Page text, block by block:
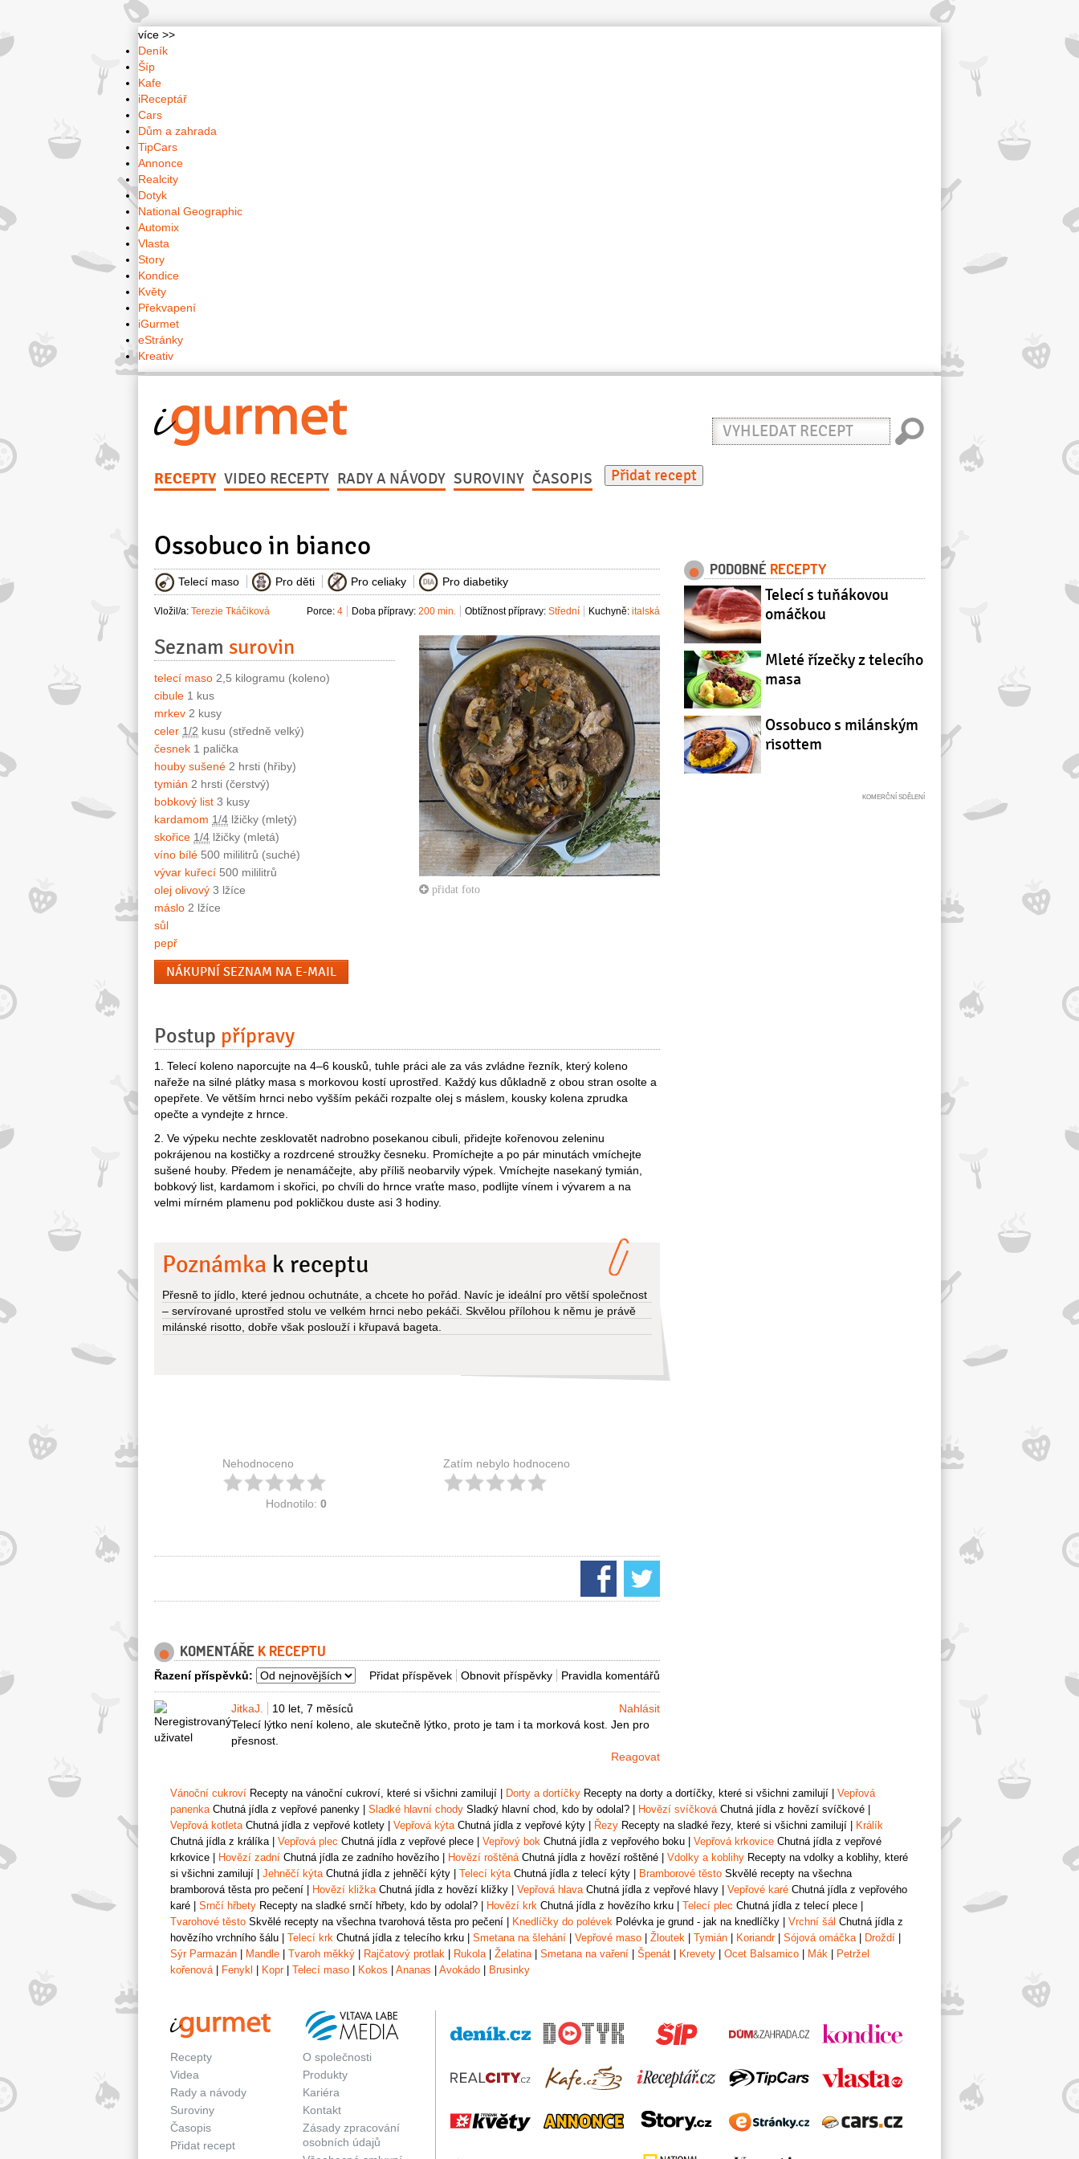
více >>
Deník
Šíp
Kafe
iReceptář
Cars
Dům a zahrada
TipCars
Annonce
Realcity
Dotyk
National Geographic
Automix
Vlasta
Story
Kondice
Květy
Překvapení
iGurmet
eStránky
Kreativ
Vyhledat
recept
RECEPTY VIDEO RECEPTY RADY A NÁVODY SUROVINY ČASOPIS Přidat recept
Ossobuco in bianco
Telecí maso Pro děti Pro celiaky Pro diabetiky
Vložil/a: Terezie Tkáčiková Kuchyně: italská
Obtížnost přípravy: Střední
Doba přípravy: 200 min.
Porce: 4
přidat foto
Seznam surovin
telecí maso 2,5 kilogramu (koleno)
cibule 1 kus
mrkev 2 kusy
celer 1/2 kusu (středně velký)
česnek 1 palička
houby sušené 2 hrsti (hřiby)
tymián 2 hrsti (čerstvý)
bobkový list 3 kusy
kardamom 1/4 lžičky (mletý)
skořice 1/4 lžičky (mletá)
víno bílé 500 mililitrů (suché)
vývar kuřecí 500 mililitrů
olej olivový 3 lžíce
máslo 2 lžíce
sůl
pepř
NÁKUPNÍ SEZNAM NA E-MAIL
Postup přípravy
1. Telecí koleno naporcujte na 4–6 kousků, tuhle práci ale za vás zvládne řezník, který koleno
nařeže na silné plátky masa s morkovou kostí uprostřed. Každý kus důkladně z obou stran osolte a
opepřete. Ve větším hrnci nebo vyšším pekáči rozpalte olej s máslem, kousky kolena zprudka
opečte a vyndejte z hrnce.
2. Ve výpeku nechte zesklovatět nadrobno posekanou cibuli, přidejte kořenovou zeleninu
pokrájenou na kostičky a rozdrcené stroužky česneku. Promíchejte a po pár minutách vmíchejte
sušené houby. Předem je nenamáčejte, aby příliš neobarvily výpek. Vmíchejte nasekaný tymián,
bobkový list, kardamom i skořici, po chvíli do hrnce vraťte maso, podlijte vínem i vývarem a na
velmi mírném plamenu pod pokličkou duste asi 3 hodiny.
Poznámka k receptu
Přesně to jídlo, které jednou ochutnáte, a chcete ho pořád. Navíc je ideální pro větší společnost
– servírované uprostřed stolu ve velkém hrnci nebo pekáči. Skvělou přílohou k němu je právě
milánské risotto, dobře však poslouží i křupavá bageta.
Nehodnoceno
Hodnotilo: 0
Zatím nebylo hodnoceno
KOMENTÁŘE K RECEPTU
Pravidla komentářů
Obnovit příspěvky
Přidat příspěvek
Řazení příspěvků:
JitkaJ. 10 let, 7 měsíců
Nahlásit
Telecí lýtko není koleno, ale skutečně lýtko, proto je tam i ta morková kost. Jen pro
přesnost.
Reagovat
PODOBNÉ RECEPTY
Telecí s tuňákovou
omáčkou
Mleté řízečky z telecího
masa
Ossobuco s milánským
risottem
Vánoční cukroví Recepty na vánoční cukroví, které si všichni zamilují Dorty a dortíčky Recepty na dorty a dortíčky, které si všichni zamilují
Vepřová
panenkaChutná jídla z vepřové panenky Sladké hlavní chody Sladký hlavní chod, kdo by odolal? Hovězí svíčkováChutná jídla z hovězí svíčkové
Vepřová kotletaChutná jídla z vepřové kotlety Vepřová kýtaChutná jídla z vepřové kýty Řezy Recepty na sladké řezy, které si všichni zamilují
Králík
Chutná jídla z králíka| Vepřová plec Chutná jídla z vepřové plece Vepřový bok Chutná jídla z vepřového boku Vepřová krkovice Chutná jídla z vepřové
krkovice
Hovězí zadní Chutná jídla ze zadního hovězího Hovězí roštěnáChutná jídla z hovězí roštěné Vdolky a koblihy Recepty na vdolky a koblihy, které
si všichni zamilují
Jehněčí kýtaChutná jídla z jehněčí kýty Telecí kýtaChutná jídla z telecí kýty Bramborové těsto Skvělé recepty na všechna
bramborová těsta pro pečení
Hovězí kližkaChutná jídla z hovězí kližky Vepřová hlavaChutná jídla z vepřové hlavy Vepřové karé Chutná jídla z vepřového
karé
Srnčí hřbety Recepty na sladké srnčí hřbety, kdo by odolal? Hovězí krk Chutná jídla z hovězího krku Telecí plec Chutná jídla z telecí plece
Tvarohové těsto Skvělé recepty na všechna tvarohová těsta pro pečení Knedlíčky do polévek Polévka je grund - jak na knedlíčky Vrchní šál Chutná jídla z
hovězího vrchního šálu
Telecí krk Chutná jídla z telecího krku Smetana na šlehání Vepřové maso Žloutek Tymián Koriandr| Sójová omáčka| Droždí
Sýr Parmazán
Mandle Tvaroh měkký Rajčatový protlak Rukola| Želatina| Smetana na vaření Špenát Krevety Ocet Balsamico Mák
Petržel
kořenová| Fenykl Kopr| Telecí maso Kokos Ananas Avokádo Brusinky
Recepty
Videa
Rady a návody
Suroviny
Časopis
Přidat recept
O společnosti
Produkty
Kariéra
Kontakt
Zásady zpracování
osobních údajů